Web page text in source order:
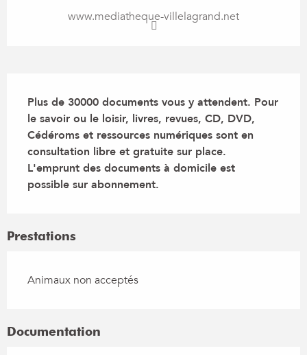
www.mediatheque-villelagrand.net
Plus de 30000 documents vous y attendent. Pour
le savoir ou le loisir, livres, revues, CD, DVD,
Cédéroms et ressources numériques sont en
consultation libre et gratuite sur place.
L'emprunt des documents à domicile est
possible sur abonnement.
Prestations
Animaux non acceptés
Documentation